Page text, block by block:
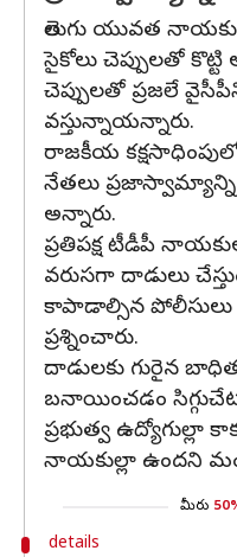
తెలుగు యువత
సైకోలు చెప్పులతో
చెప్పులతో ప్రజలే
వస్తున్నాయన్నారు.
రాజకీయ
నేతలు
అన్నారు.
ప్రతిపక్ష టీడీపీ
వరుసగా దాడులు
కాపాడాల్సిన పోలీసులు
ప్రశ్నించారు.
దాడులకు గురైన
బనాయించడం
ప్రభుత్వ ఉద్యోగుల్లా
నాయకుల్లా ఉందని
మీరు
details